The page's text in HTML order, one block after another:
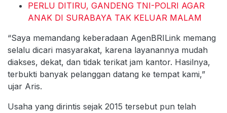
PERLU DITIRU, GANDENG TNI-POLRI AGAR
ANAK DI SURABAYA TAK KELUAR MALAM
“Saya memandang keberadaan AgenBRILink memang
selalu dicari masyarakat, karena layanannya mudah
diakses, dekat, dan tidak terikat jam kantor. Hasilnya,
terbukti banyak pelanggan datang ke tempat kami,”
ujar Aris.
Usaha yang dirintis sejak 2015 tersebut pun telah